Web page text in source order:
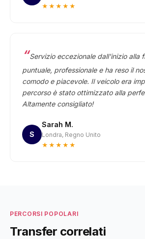
★★★★★
Servizio eccezionale dall'inizio alla
puntuale, professionale e ha reso il
comodo e piacevole. Il veicolo era
percorso è stato ottimizzato alla
Altamente consigliato!
S
Sarah M.
Londra, Regno Unito
★★★★★
PERCORSI POPOLARI
Transfer correlati